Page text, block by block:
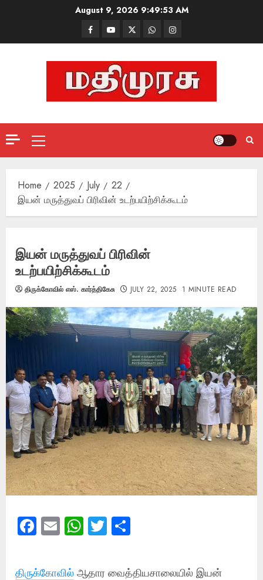
August 9, 2026 9:49:54 AM
FacebookMathemurasu
TV
TwitterWhatsAppInstagram
Primary
Menu
Home 2025 July
22
இயன் மருத்துவப் பிரிவின் உடற்பயிற்சிக்கூடம்
இயன் மருத்துவப் பிரிவின்
உடற்பயிற்சிக்கூடம்
திருக்கோவில் எஸ். கார்த்திகேசு JULY 22, 2025 1 MINUTE READ
Facebook
EmailWhatsApp
Twitter
திருக்கோவில் ஆதார வைத்தியசாலையில் இயன்